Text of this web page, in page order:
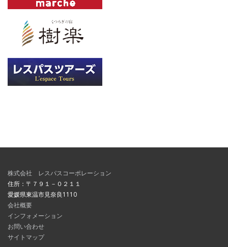
株式会社 レスパスコーポレーション
住所：〒７９１－０２１１
愛媛県東温市見奈良1110
会社概要
インフォメーション
お問い合わせ
サイトマップ